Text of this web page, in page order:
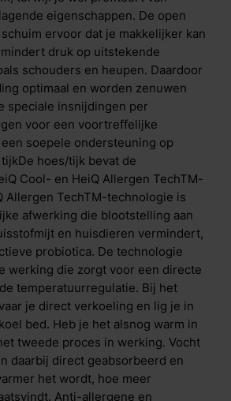
het wordt, hoe meer
allergene en
coating Uniek aan de Cool
en Copper Coating in de toplaag.
een gepatenteerde
traagschuim toplaag. Deze
verkoelend effect, dit voel
het matras aanraakt. De laag is
waardoor je comfortabel slaapt.
van deze laag ben je verzekerd
gedurende de nacht.De
voor actieve bescherming
Wanneer bacteri&euml;n op
na bijvoorbeeld lichamelijk
niezen komen er koperionen vrij.
opgenomen in de bacteri&euml;n
vernietigd. Zo blijft het matras
technologie altijd fris.
7 & Cool Motion 8 De Cool
8 matrassen hebben
matrassen verschillen enkel in
eigenschappen. De open
ervoor dat je makkelijker kan
druk op uitstekende
schouders en heupen. Daardoor
optimaal en worden zenuwen
speciale insnijdingen per
voor een voortreffelijke
soepele ondersteuning op
hoes/tijk bevat de
Cool- en HeiQ Allergen TechTM-
Allergen TechTM-technologie is
afwerking die blootstelling aan
en huisdieren vermindert,
probiotica. De technologie
werking die zorgt voor een directe
temperatuurregulatie. Bij het
je direct verkoeling en lig je in
bed. Heb je het alsnog warm in
tweede proces in werking. Vocht
daarbij direct geabsorbeerd en
het wordt, hoe meer
Anti-allergene en